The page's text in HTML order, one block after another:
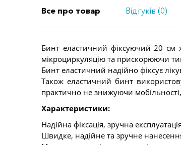
Все про товар Відгуків (0)
Бинт еластичний фіксуючий 20 см
мікроциркуляцію та прискорюючи
Бинт еластичний надійно фіксує
Також еластичний бинт
практично не знижуючи
Характеристики:
Надійна фіксація, зручна
Швидке, надійне та зручне